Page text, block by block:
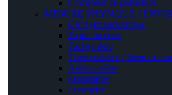
Compteur de particules
MESURE PHYSIQUE /
Clé dynanomètrique
Extractomètre
Tachymètre
Thermomètre /
Anémomètre
Sonomètre
Luxmètre